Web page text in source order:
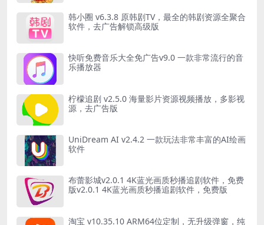
韩小圈 v6.3.8 原韩剧TV，最全的韩剧资源全聚合
软件，去广告解锁高级版
快听免费音乐大全免广告v9.0 一款非常流行的音
乐播放器
柠檬追剧 v2.5.0 海量影片资源视频播放，多影视
源，去广告版
UniDream AI v2.4.2 一款玩法非常丰富的AI绘画
软件
布蕾影城v2.0.1 4K蓝光画质秒播追剧软件，免费
版v2.0.1 4K蓝光画质秒播追剧软件，免费版
淘宝 v10.35.10 ARM64位定制，无升级弹窗，纯